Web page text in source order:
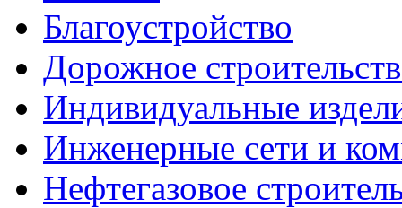
Благоустройство
Дорожное
Индивидуальные
Инженерные сети и
Нефтегазовое